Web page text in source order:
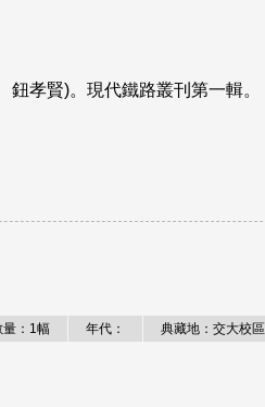
孝賢)。現代鐵路叢刊第一輯。
量：1幅 年代： 典藏地：交大校區